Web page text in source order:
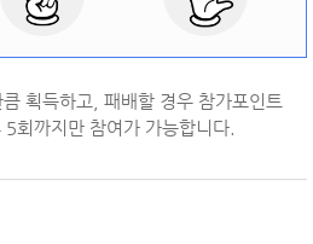
획득하고, 패배할 경우 참가포인트
5회까지만 참여가 가능합니다.